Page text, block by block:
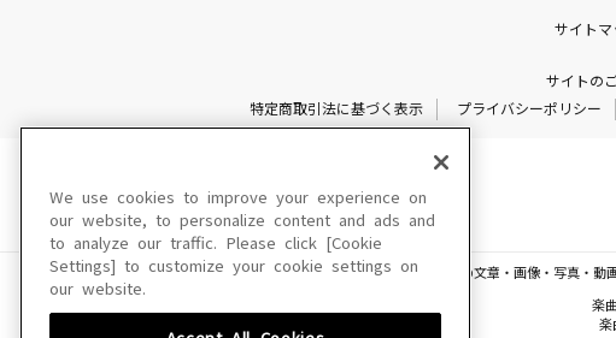
サイトマ
サイトの
特定商取引法に基づく表示
プライバシーポリシー
このサイトに掲載されている一切の文章・画像・写真・
楽
楽
We use cookies to improve your experience on
our website, to personalize content and ads and
to analyze our traffic. Please click [Cookie
Settings] to customize your cookie settings on
our website.